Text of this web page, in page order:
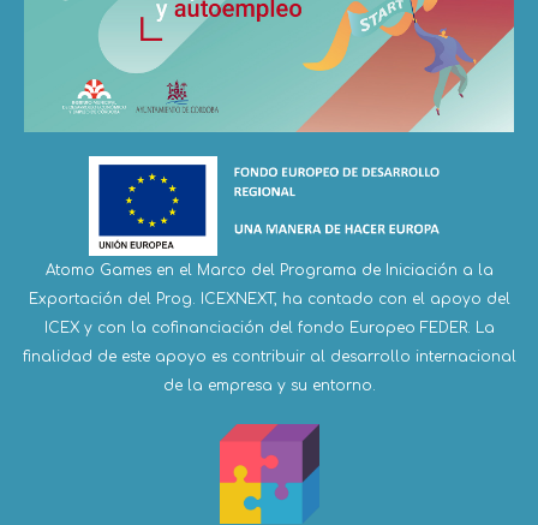
Atomo Games en el Marco del Programa de Iniciación a la
Exportación del Prog. ICEXNEXT, ha contado con el apoyo del
ICEX y con la cofinanciación del fondo Europeo FEDER. La
finalidad de este apoyo es contribuir al desarrollo internacional
de la empresa y su entorno.